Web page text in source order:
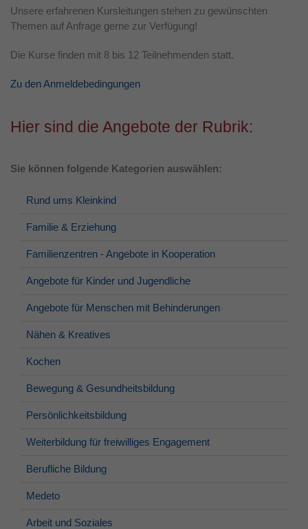
Unsere erfahrenen Kursleitungen stehen zu gewünschten
Themen auf Anfrage gerne zur Verfügung!
Die Kurse finden mit 8 bis 12 Teilnehmenden statt.
Zu den Anmeldebedingungen
Hier sind die Angebote der Rubrik:
Sie können folgende Kategorien auswählen:
Rund ums Kleinkind
Familie & Erziehung
Familienzentren - Angebote in Kooperation
Angebote für Kinder und Jugendliche
Angebote für Menschen mit Behinderungen
Nähen & Kreatives
Kochen
Bewegung & Gesundheitsbildung
Persönlichkeitsbildung
Weiterbildung für freiwilliges Engagement
Berufliche Bildung
Medeto
Arbeit und Soziales
Laufzeit
Dieses Cookie wird verwendet, um Ihre
speichern.